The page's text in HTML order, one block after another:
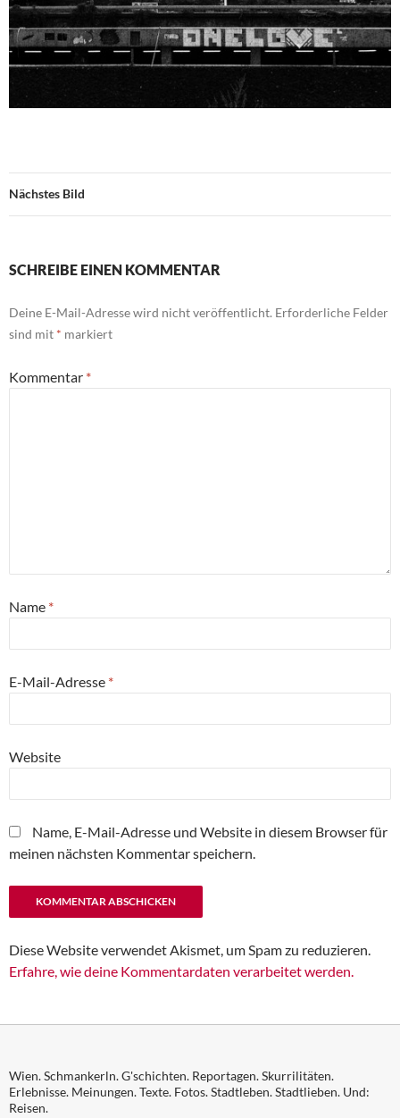
Nächstes Bild
SCHREIBE EINEN KOMMENTAR
Deine E-Mail-Adresse wird nicht veröffentlicht. Erforderliche Felder
sind mit * markiert
Kommentar *
Name *
E-Mail-Adresse *
Website
Name, E-Mail-Adresse und Website in diesem Browser für
meinen nächsten Kommentar speichern.
Diese Website verwendet Akismet, um Spam zu reduzieren.
Erfahre, wie deine Kommentardaten verarbeitet werden.
Wien. Schmankerln. G'schichten. Reportagen. Skurrilitäten.
Erlebnisse. Meinungen. Texte. Fotos. Stadtleben. Stadtlieben. Und:
Reisen.